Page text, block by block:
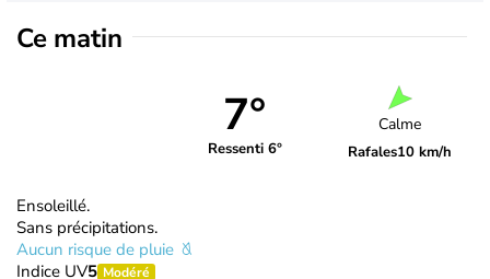
Ce matin
7°
Ressenti 6°
Calme
Rafales10 km/h
Ensoleillé.
Sans précipitations.
Aucun risque de pluie
Indice UV5 Modéré